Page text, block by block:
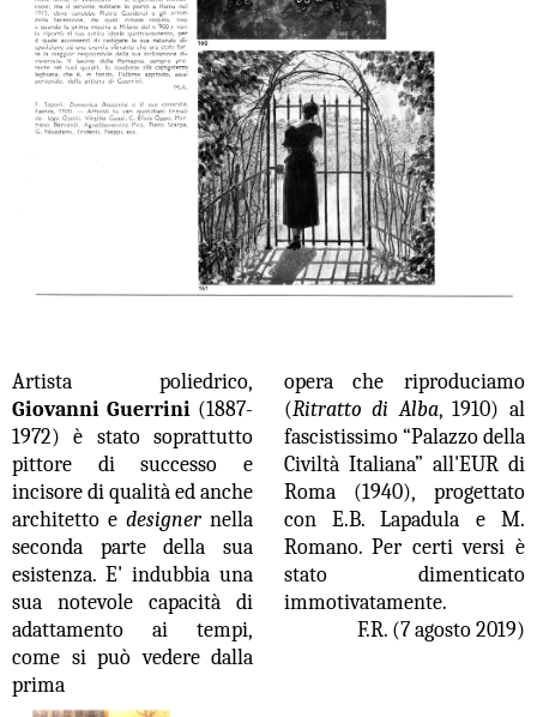
Artista poliedrico,
Giovanni Guerrini (1887-
1972) è stato soprattutto
pittore di successo e
incisore di qualità ed anche
architetto edesignernella
seconda parte della sua
esistenza. E' indubbia una
sua notevole capacità di
adattamento ai tempi,
come si può vedere dalla
prima
opera che riproduciamo
(Ritratto diAlba, 1910) al
fascistissimo “Palazzo della
Civiltà Italiana” all'EUR di
Roma (1940), progettato
con E.B. Lapadula e M.
Romano. Per certi versi è
stato dimenticato
immotivatamente.
F.R. (7 agosto 2019)